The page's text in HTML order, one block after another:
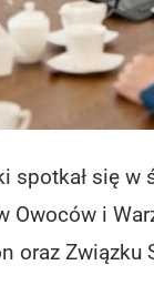
spotkał się
Owoców i
oraz Związku